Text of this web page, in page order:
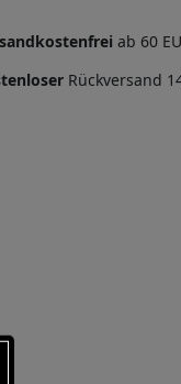
ab 60
Rückversand